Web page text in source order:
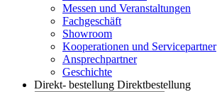
Messen und Veranstaltungen
Fachgeschäft
Showroom
Kooperationen und Servicepartner
Ansprechpartner
Geschichte
Direkt- bestellung Direktbestellung